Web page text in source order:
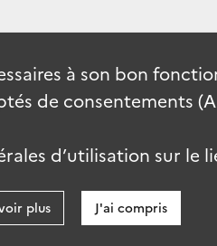
à son bon
de consentements
d’utilisation sur le
plus J'ai compris